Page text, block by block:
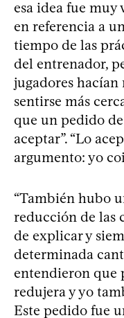
esa idea fue muy
en referencia a
tiempo de las
del entrenador,
jugadores
sentirse más
que un pedido
aceptar”. “Lo
argumento: yo
“También hubo
reducción de las
de explicar y
determinada
entendieron que
redujera y yo
Este pedido fue